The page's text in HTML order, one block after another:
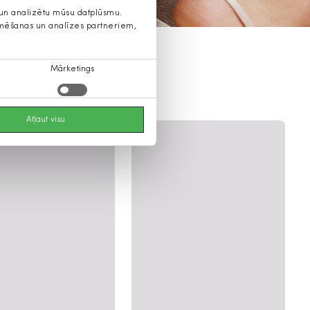
analizētu mūsu datplūsmu.
un analīzes partneriem,
Mārketings
Atļaut visu